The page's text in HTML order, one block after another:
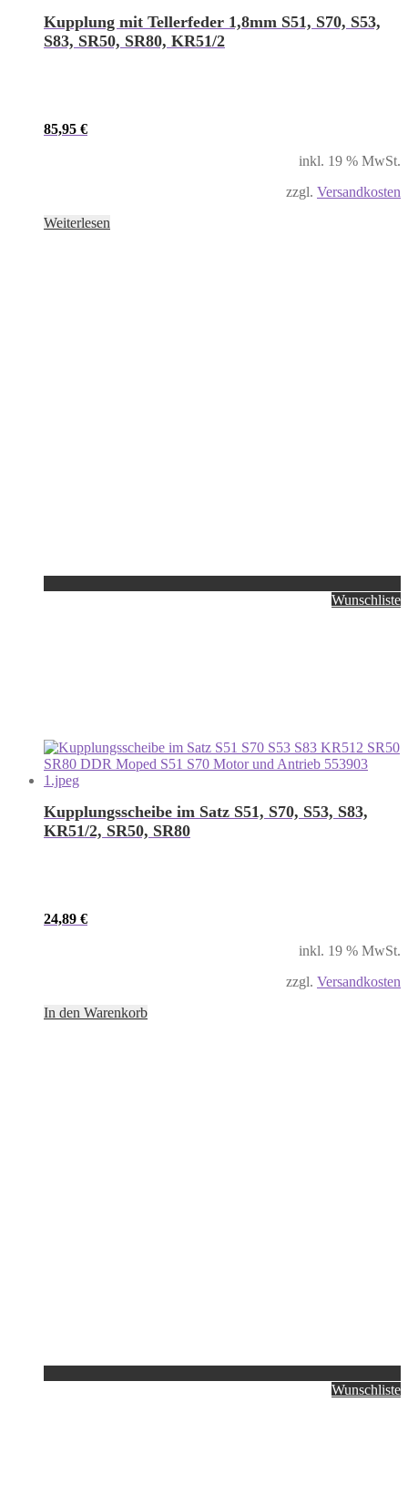
Kupplung mit Tellerfeder 1,8mm S51, S70, S53,
S83, SR50, SR80, KR51/2
85,95 €
inkl. 19 % MwSt.
zzgl. Versandkosten
Weiterlesen
Wunschliste
Kupplungsscheibe im Satz S51, S70, S53, S83,
KR51/2, SR50, SR80
24,89 €
inkl. 19 % MwSt.
zzgl. Versandkosten
In den Warenkorb
Wunschliste